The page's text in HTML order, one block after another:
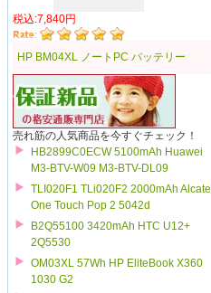
税込:7,840円
HP BM04XL ノートPC バッテリー
売れ筋の人気商品を今すぐチェック！
HB2899C0ECW 5100mAh Huawei
M3-BTV-W09 M3-BTV-DL09
TLI020F1 TLi020F2 2000mAh Alcatel
One Touch Pop 2 5042d
B2Q55100 3420mAh HTC U12+
2Q5530
OM03XL 57Wh HP EliteBook X360
1030 G2